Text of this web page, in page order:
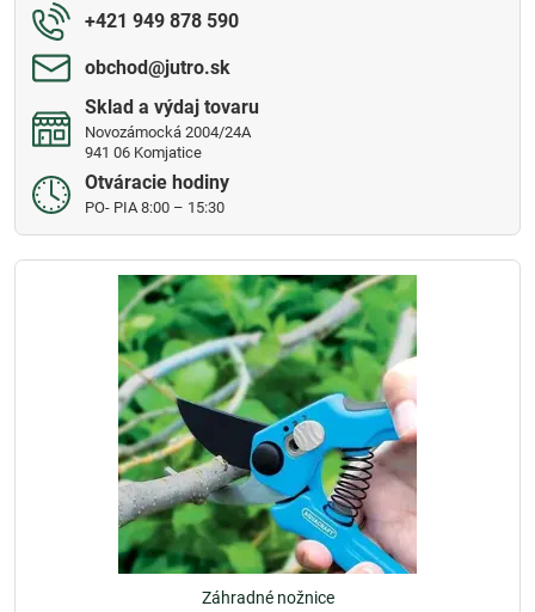
+421 949 878 590
obchod​@jutro​.sk
Sklad a výdaj tovaru
Novozámocká 2004/24A
941 06 Komjatice
Otváracie hodiny
PO- PIA 8:00 – 15:30
Záhradné nožnice